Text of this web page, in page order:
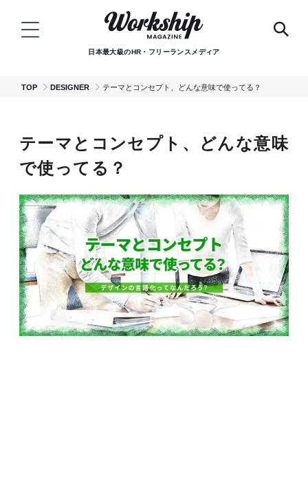
日本最大級のHR・フリーランスメディア
TOP DESIGNER テーマとコンセプト、どんな意味で使ってる？
テーマとコンセプト、どんな意味
で使ってる？